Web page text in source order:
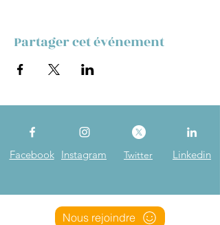
Partager cet événement
Instagram
Facebook Linkedin
Twitter
Nous rejoindre